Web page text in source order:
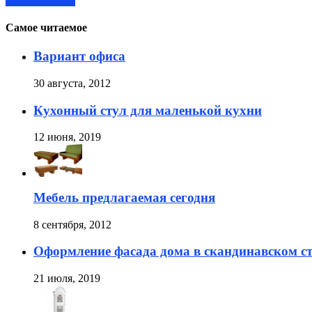
Самое читаемое
Вариант офиса
30 августа, 2012
Кухонный стул для маленькой кухни
12 июня, 2019
Мебель предлагаемая сегодня
8 сентября, 2012
Оформление фасада дома в скандинавском
21 июля, 2019